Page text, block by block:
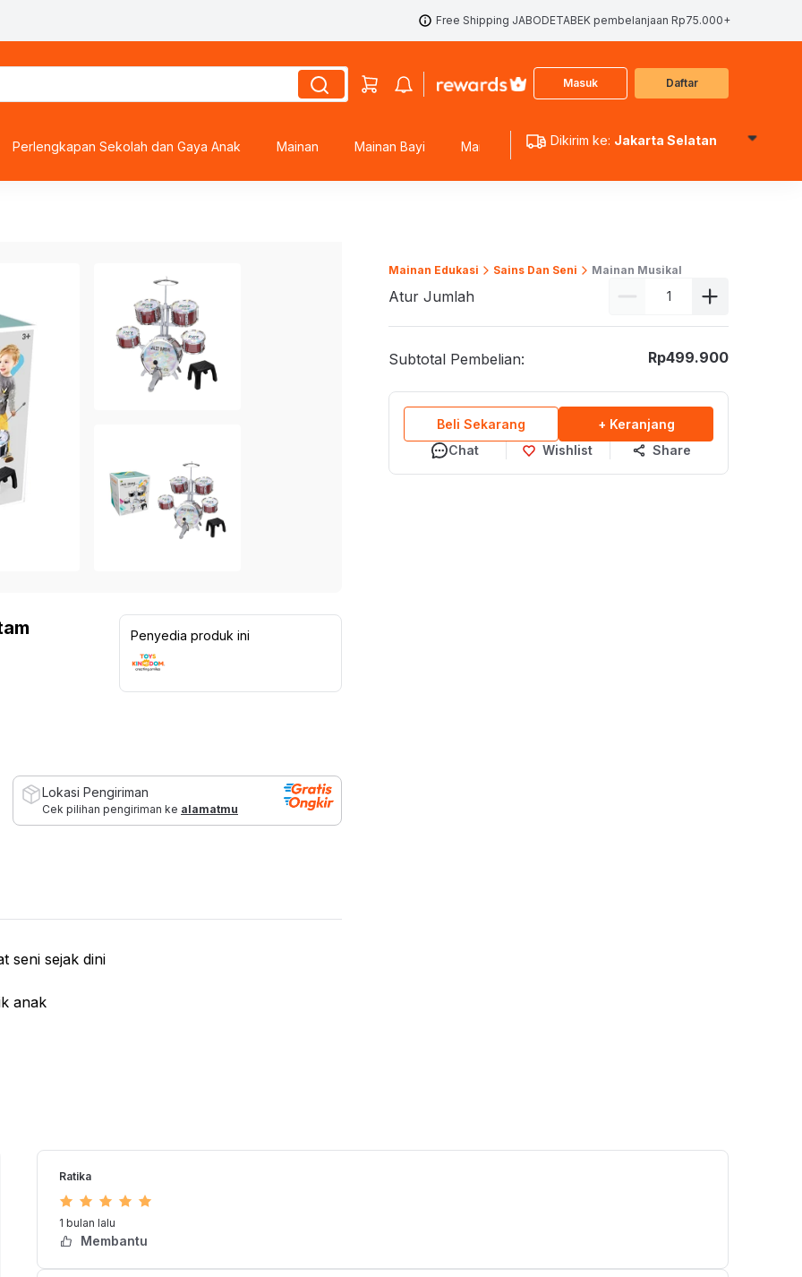
Free Shipping JABODETABEK pembelanjaan Rp75.000+
Masuk Daftar
Perlengkapan Sekolah dan Gaya Anak Mainan Mainan Bayi Mainan Edukasi Mainan Koleksi Mainan
Dikirim ke: Jakarta Selatan
Penyedia produk ini
Lokasi Pengiriman
Cek pilihan pengiriman ke alamatmu
seni sejak dini
anak
II/2025 | 2-135-116-25000415-1, 2-135-116-
Mainan Edukasi Sains Dan Seni Mainan Musikal
Atur Jumlah
Subtotal Pembelian: Rp499.900
Beli Sekarang
+ Keranjang
Chat
Wishlist Share
Ratika
1 bulan lalu
Membantu